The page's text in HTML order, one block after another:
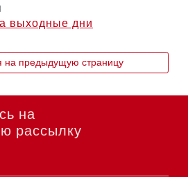
выходные дни
на предыдущую страницу
на
рассылку